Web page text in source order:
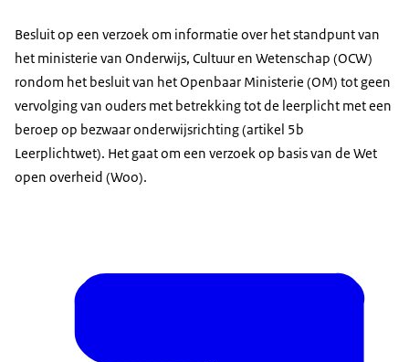
Besluit op een verzoek om informatie over het standpunt van
het ministerie van Onderwijs, Cultuur en Wetenschap (OCW)
rondom het besluit van het Openbaar Ministerie (OM) tot geen
vervolging van ouders met betrekking tot de leerplicht met een
beroep op bezwaar onderwijsrichting (artikel 5b
Leerplichtwet). Het gaat om een verzoek op basis van de Wet
open overheid (Woo).